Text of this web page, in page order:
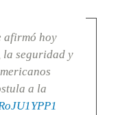
afirmó hoy
la seguridad y
a la